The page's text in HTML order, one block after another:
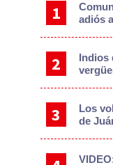
adiós
Indios
Los
de